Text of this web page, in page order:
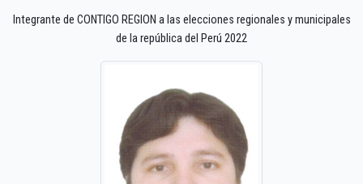
Integrante de CONTIGO REGION a las elecciones regionales y municipales
de la república del Perú 2022